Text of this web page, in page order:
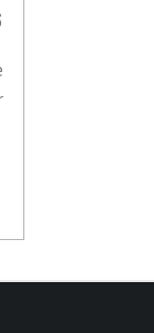
I VARUKORG